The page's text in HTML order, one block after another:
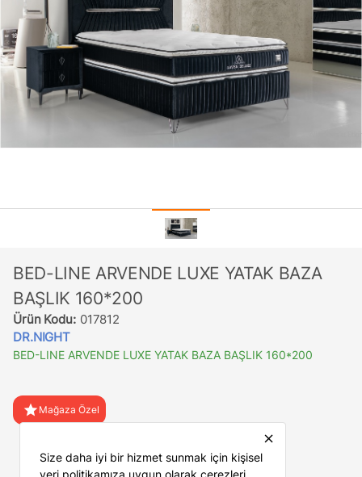
BED-LINE ARVENDE LUXE YATAK BAZA
BAŞLIK 160*200
Ürün Kodu: 017812
DR.NIGHT
BED-LINE ARVENDE LUXE YATAK BAZA BAŞLIK 160*200
star Mağaza Özel
close
Size daha iyi bir hizmet sunmak için kişisel
veri politikamıza uygun olarak çerezleri